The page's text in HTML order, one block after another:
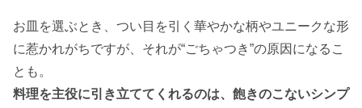
お皿を選ぶとき、つい目を引く華やかな柄やユニークな形
に惹かれがちですが、それが“ごちゃつき”の原因になるこ
とも。
料理を主役に引き立ててくれるのは、飽きのこないシンプ